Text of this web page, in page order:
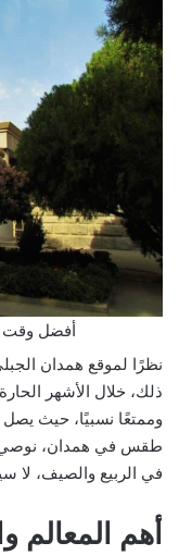
أفضل وقت
نظرًا لموقع همدان
ذلك، خلال الأشهر
طقس في همدان،
في الربيع والصيف، لا
أهم المعالم